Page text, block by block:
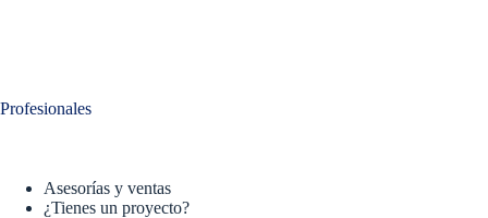
Profesionales
Asesorías y ventas
¿Tienes un proyecto?